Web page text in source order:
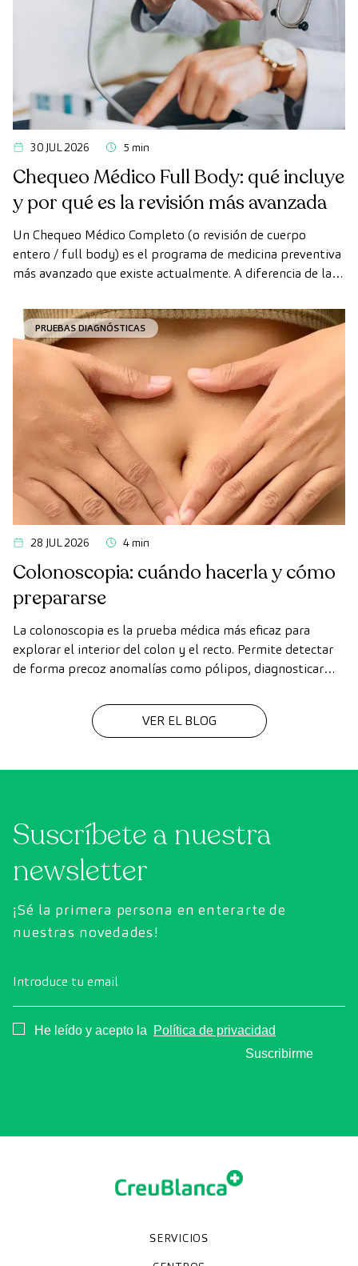
30 JUL 2026 5 min
Chequeo Médico Full Body: qué incluye
y por qué es la revisión más avanzada
Un Chequeo Médico Completo (o revisión de cuerpo
entero / full body) es el programa de medicina preventiva
más avanzado que existe actualmente. A diferencia de las
tecnología de diagnóstico por la imagen de última
generación para evaluar de forma exhaustiva el estado de
los órganos vitales, el sistema vascular y el cerebro antes
de que aparezcan los primeros síntomas.
PRUEBAS DIAGNÓSTICAS
28 JUL 2026 4 min
Colonoscopia: cuándo hacerla y cómo
prepararse
La colonoscopia es la prueba médica más eficaz para
explorar el interior del colon y el recto. Permite detectar
de forma precoz anomalías como pólipos, diagnosticar
VER EL BLOG
Suscríbete a nuestra
newsletter
¡Sé la primera persona en enterarte de
nuestras novedades!
Introduce tu email
Consentimiento
He leído y acepto la
Política de privacidad
Suscribirme
SERVICIOS